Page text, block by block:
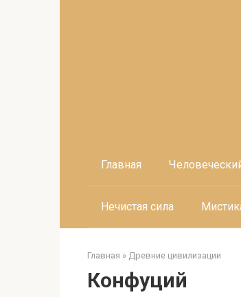
Главная
Нечистая сила
Главная » Древние цивилизации
Конфуций